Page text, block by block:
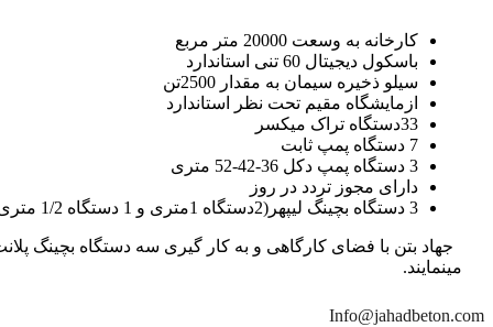
کارخانه به وسعت 20000 متر مربع
باسکول دیجیتال 60 تنی استاندارد
سیلو ذخیره سیمان به مقدار 2500تن
ازمایشگاه مقیم تحت نظر استاندارد
33دستگاه تراک میکسر
7 دستگاه پمپ ثابت
3 دستگاه پمپ دکل 36-42-52 متری
دارای مجوز تردد در روز
3 دستگاه بچینگ لیپهر(2دستگاه 1متری و 1 دستگاه 1/2 متری با توان تولید 150 متر مکعب در ساعت)
مینمایند.
Info@jahadbeton.com